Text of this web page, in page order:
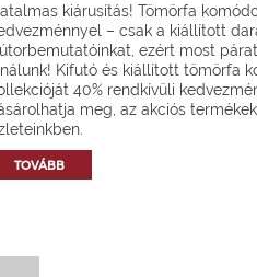
kiárusítás! Tömörfa
– csak a kiállított
ezért most
Kifutó és kiállított tömörfa
40% rendkívüli
meg, az akciós
TOVÁBB